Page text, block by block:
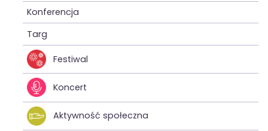
Konferencja
Targ
Festiwal
Koncert
Aktywność społeczna